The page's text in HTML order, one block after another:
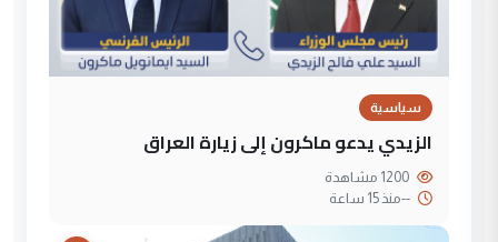
سياسية
الزيدي يدعو ماكرون إلى زيارة العراق
--منذ 15 ساعة